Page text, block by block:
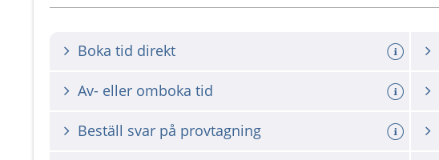
Boka tid direkt
Av- eller omboka tid
Beställ svar på provtagning